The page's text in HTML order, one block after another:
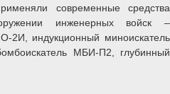
современные средства
инженерных войск –
2И, индукционный миноискатель
МБИ-П2, глубинный